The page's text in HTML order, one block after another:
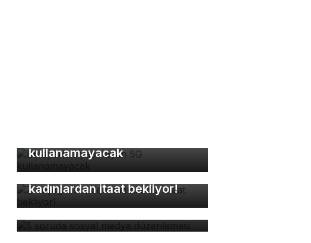
kullanamayacak
Z kuşağı erkekleri
kadınlardan itaat bekliyor!
5 soruda sosyal medya
düzenlemesi